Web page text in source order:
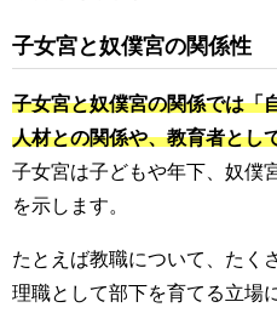
子女宮と奴僕宮の関係性
子女宮と奴僕宮の関係では「
人材との関係や、教育者とし
子女宮は子どもや年下、奴僕
を示します。
たとえば教職について、たく
理職として部下を育てる立場